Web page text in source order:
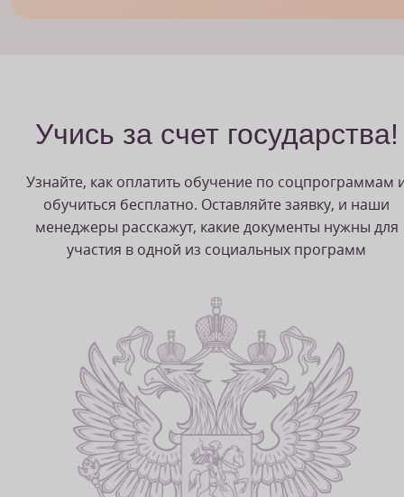
Учись за счет государства!
Узнайте, как оплатить обучение по соцпрограммам
обучиться бесплатно. Оставляйте заявку, и наши
менеджеры расскажут, какие документы нужны для
участия в одной из социальных программ